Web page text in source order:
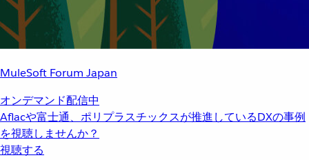
MuleSoft Forum Japan
オンデマンド配信中
Aflacや富士通、ポリプラスチックスが推進しているDXの事例
を視聴しませんか？
視聴する